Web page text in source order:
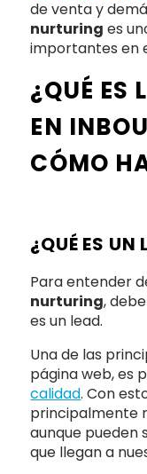
de venta y
nurturing es
importantes en
¿QUÉ ES
EN
CÓMO
¿QUÉ ES UN
Para entender
nurturing,
es un lead.
Una de las
página web, es
calidad. Con
principalmente
aunque pueden
que llegan a